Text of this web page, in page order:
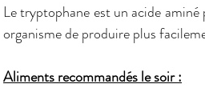
Le tryptophane est un acide
organisme de produire plus
Aliments recommandés le soir :